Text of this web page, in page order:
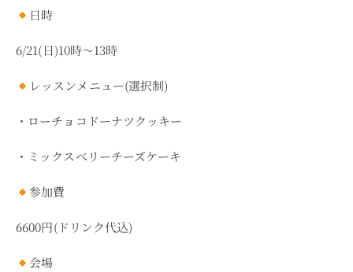
日時
6/21(日)10時～13時
レッスンメニュー(選択制)
・ローチョコドーナツクッキー
・ミックスベリーチーズケーキ
参加費
6600円(ドリンク代込)
会場